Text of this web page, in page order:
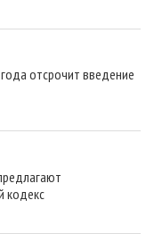
отсрочит введение
кодекс